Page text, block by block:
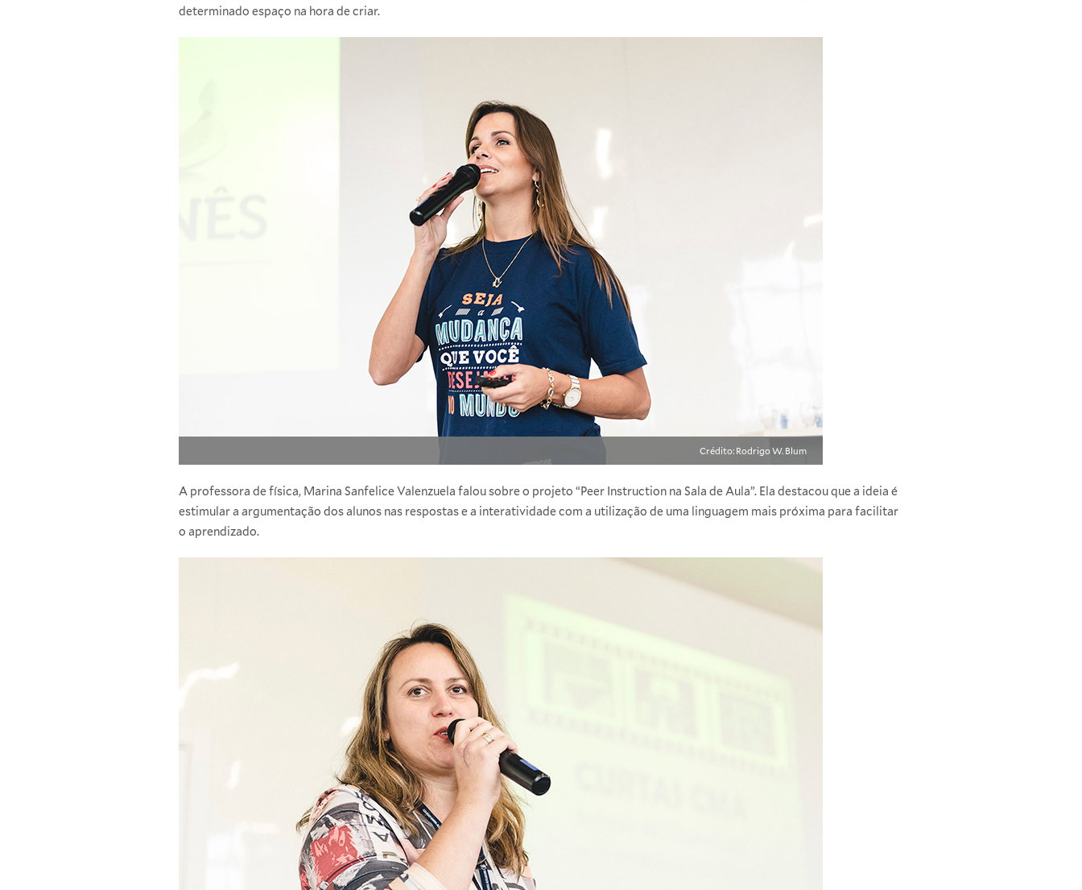
determinado espaço na hora de criar.
Crédito: Rodrigo W. Blum
A professora de física, Marina Sanfelice Valenzuela falou sobre o projeto “Peer Instruction na Sala de Aula”. Ela destacou que a ideia é
estimular a argumentação dos alunos nas respostas e a interatividade com a utilização de uma linguagem mais próxima para facilitar
o aprendizado.